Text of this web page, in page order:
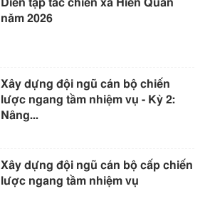
Diễn tập tác chiến xã Hiền Quan
năm 2026
Xây dựng đội ngũ cán bộ chiến
lược ngang tầm nhiệm vụ - Kỳ 2:
Nâng...
Xây dựng đội ngũ cán bộ cấp chiến
lược ngang tầm nhiệm vụ